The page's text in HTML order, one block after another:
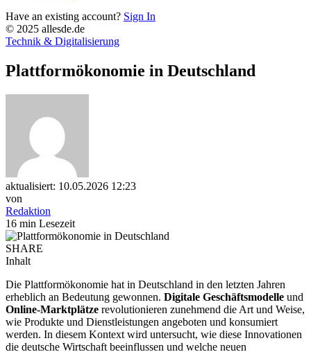
Have an existing account? Sign In
© 2025 allesde.de
Technik & Digitalisierung
Plattformökonomie in Deutschland
aktualisiert: 10.05.2026 12:23
von
Redaktion
16 min Lesezeit
SHARE
Inhalt
Die Plattformökonomie hat in Deutschland in den letzten Jahren
erheblich an Bedeutung gewonnen. Digitale Geschäftsmodelle und
Online-Marktplätze revolutionieren zunehmend die Art und Weise,
wie Produkte und Dienstleistungen angeboten und konsumiert
werden. In diesem Kontext wird untersucht, wie diese Innovationen
die deutsche Wirtschaft beeinflussen und welche neuen